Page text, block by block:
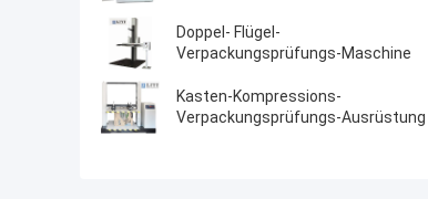
Doppel- Flügel-
Verpackungsprüfungs-Maschine
Kasten-Kompressions-
Verpackungsprüfungs-Ausrüstung